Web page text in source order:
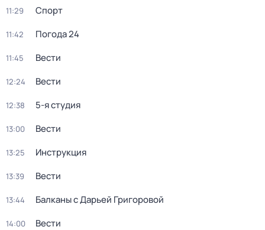
11:29 Спорт
11:42 Погода 24
11:45 Вести
12:24 Вести
12:38 5-я студия
13:00 Вести
13:25 Инструкция
13:39 Вести
13:44 Балканы с Дарьей Григоровой
14:00 Вести